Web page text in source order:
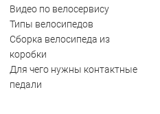
Видео по велосервису
Типы велосипедов
Сборка велосипеда из
коробки
Для чего нужны контактные
педали